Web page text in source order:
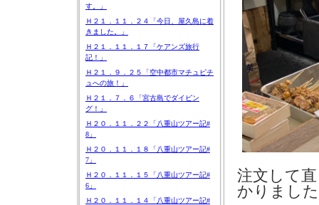
す。」
Ｈ２１．１１．２４「今日、屋久島に着
きました。」
Ｈ２１．１１．１７「ケアンズ旅行
記！」
Ｈ２１．９．２５「空中都市マチュピチ
ュへの旅！」
Ｈ２１．７．６「宮古島でダイビン
グ！」
Ｈ２０．１１．２２「八重山ツアー記#
8」
Ｈ２０．１１．１８「八重山ツアー記#
7」
Ｈ２０．１１．１５「八重山ツアー記#
6」
Ｈ２０．１１．１４「八重山ツアー記#
注文して
かりまし